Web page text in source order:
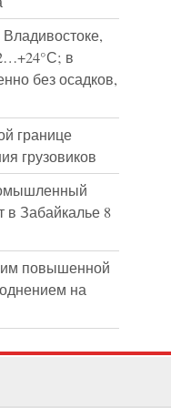
Владивостоке,
в
без осадков,
границе
грузовиков
в Забайкалье 8
повышенной
на